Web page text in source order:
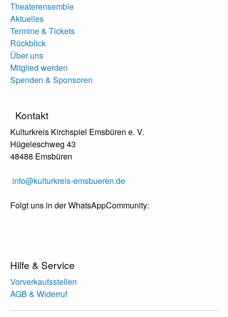
Theaterensemble
Aktuelles
Termine & Tickets
Rückblick
Über uns
Mitglied werden
Spenden & Sponsoren
Kontakt
Kulturkreis Kirchspiel Emsbüren e. V.
Hügeleschweg 43
48488 Emsbüren
info@kulturkreis-emsbueren.de
Folgt uns in der WhatsAppCommunity:
Hilfe & Service
Vorverkaufsstellen
AGB & Widerruf